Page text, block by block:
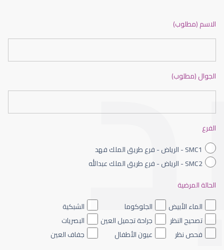
نسبة نجاح الليزك
أفضل جراحي تصحيح النظر
الاسم (مطلوب)
الجوال (مطلوب)
الفرع
SMC1 - الرياض - فرع طريق الملك فهد
SMC2 - الرياض - فرع طريق الملك عبدالله
الحالة المرضية
الماء الأبيض
الجلوكوما
الشبكية
تصحيح النظر
جراحة تجميل العين
البصريات
فحص نظر
عيون الأطفال جفاف العين